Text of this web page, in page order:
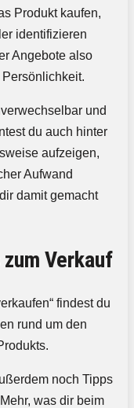
Produkt kaufen,
identifizieren
Angebote also
und
du auch hinter
aufzeigen,
Aufwand
damit gemacht
Verkauf
findest du
rund um den
noch Tipps
was dir beim